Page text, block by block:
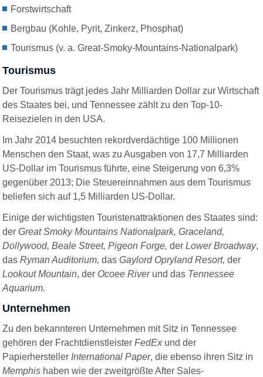
Forstwirtschaft
Bergbau (Kohle, Pyrit, Zinkerz, Phosphat)
Tourismus (v. a. Great-Smoky-Mountains-Nationalpark)
Tourismus
Der Tourismus trägt jedes Jahr Milliarden Dollar zur Wirtschaft
des Staates bei, und Tennessee zählt zu den Top-10-
Reisezielen in den USA.
Im Jahr 2014 besuchten rekordverdächtige 100 Millionen
Menschen den Staat, was zu Ausgaben von 17,7 Milliarden
US-Dollar im Tourismus führte, eine Steigerung von 6,3%
gegenüber 2013; Die Steuereinnahmen aus dem Tourismus
beliefen sich auf 1,5 Milliarden US-Dollar.
Einige der wichtigsten Touristenattraktionen des Staates sind:
derGreat Smoky Mountains Nationalpark, Graceland,
Dollywood, Beale Street, Pigeon Forge, der Lower Broadway,
dasRyman Auditorium, dasGaylord Opryland Resort, der
Lookout Mountain, der Ocoee River und das Tennessee
Aquarium.
Unternehmen
Zu den bekannteren Unternehmen mit Sitz in Tennessee
gehören der FrachtdienstleisterFedEx und der
Papierhersteller International Paper, die ebenso ihren Sitz in
Memphis haben wie der zweitgrößte After Sales-